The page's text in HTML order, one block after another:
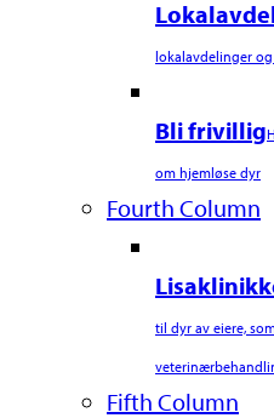
lokalavdelinger
Bli frivillig
om hjemløse dyr
Fourth Column
til dyr av eiere,
Fifth Column